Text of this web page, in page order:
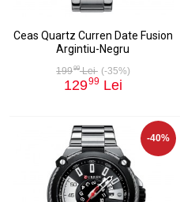
Ceas Quartz Curren Date Fusion
Argintiu-Negru
19999Lei (-35%)
12999 Lei
-40%